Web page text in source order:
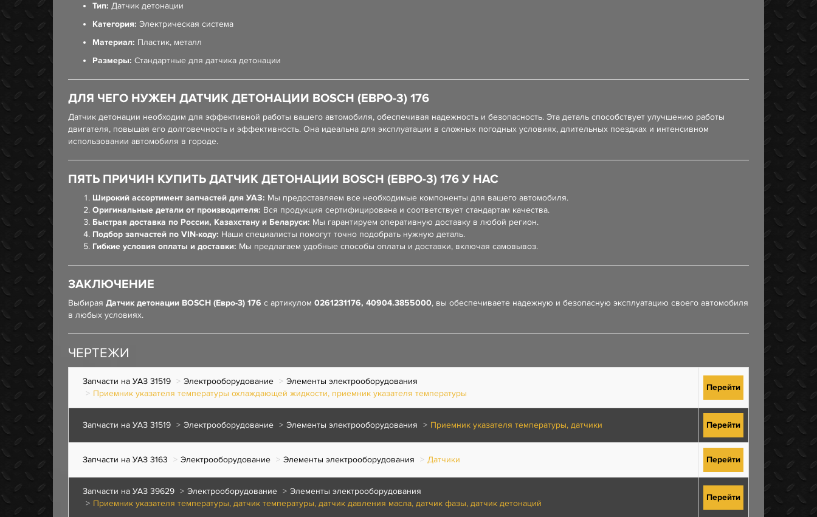
Тип: Датчик детонации
Категория: Электрическая система
Материал: Пластик, металл
Размеры: Стандартные для датчика детонации
ДЛЯ ЧЕГО НУЖЕН ДАТЧИК ДЕТОНАЦИИ BOSCH (ЕВРО-3) 176
Датчик детонации необходим для эффективной работы вашего автомобиля, обеспечивая надежность и безопасность. Эта деталь способствует улучшению работы
двигателя, повышая его долговечность и эффективность. Она идеальна для эксплуатации в сложных погодных условиях, длительных поездках и интенсивном
использовании автомобиля в городе.
ПЯТЬ ПРИЧИН КУПИТЬ ДАТЧИК ДЕТОНАЦИИ BOSCH (ЕВРО-3) 176 У НАС
Широкий ассортимент запчастей для УАЗ: Мы предоставляем все необходимые компоненты для вашего автомобиля.
Оригинальные детали от производителя: Вся продукция сертифицирована и соответствует стандартам качества.
Быстрая доставка по России, Казахстану и Беларуси: Мы гарантируем оперативную доставку в любой регион.
Подбор запчастей по VIN-коду: Наши специалисты помогут точно подобрать нужную деталь.
Гибкие условия оплаты и доставки: Мы предлагаем удобные способы оплаты и доставки, включая самовывоз.
ЗАКЛЮЧЕНИЕ
Выбирая Датчик детонации BOSCH (Евро-3) 176 с артикулом 0261231176, 40904.3855000, вы обеспечиваете надежную и безопасную эксплуатацию своего автомобиля
в любых условиях.
ЧЕРТЕЖИ
Запчасти на УАЗ 31519 Электрооборудование
Элементы электрооборудования
Приемник указателя температуры охлаждающей жидкости, приемник указателя температуры
Перейти
Запчасти на УАЗ 31519 Электрооборудование Элементы электрооборудования Приемник указателя температуры, датчики Перейти
Запчасти на УАЗ 3163 Электрооборудование Элементы электрооборудования Датчики Перейти
Запчасти на УАЗ 39629 Электрооборудование
Элементы электрооборудования
Приемник указателя температуры, датчик температуры, датчик давления масла, датчик фазы, датчик детонаций
Перейти